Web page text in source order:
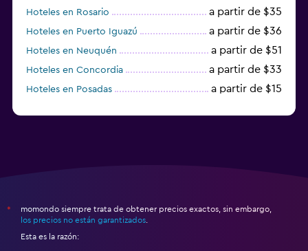
Hoteles en Rosario a partir de $35
Hoteles en Puerto Iguazú a partir de $36
Hoteles en Neuquén a partir de $51
Hoteles en Concordia a partir de $33
Hoteles en Posadas a partir de $15
*
momondo siempre trata de obtener precios exactos, sin embargo,
los precios no están garantizados
Esta es la razón: